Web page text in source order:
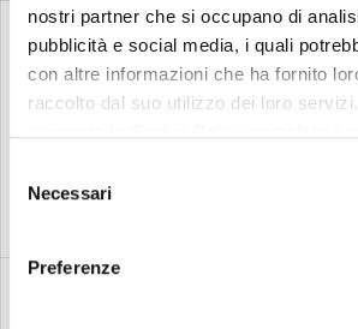
nostri partner che si occupano di
pubblicità e social media, i quali
con altre informazioni che ha fornito
raccolto dal suo utilizzo dei loro
delNecessari
Preferenze
培养新兴人才和年
公司的未来铺平道路